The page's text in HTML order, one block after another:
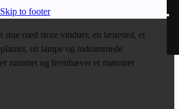
Skip to footer